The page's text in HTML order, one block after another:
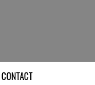
CONTACT